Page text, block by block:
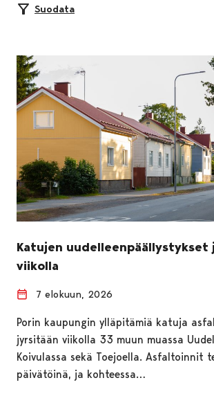
Suodata
Katujen uudelleenpäällystykset
viikolla
7 elokuun, 2026
Porin kaupungin ylläpitämiä katuja
jyrsitään viikolla 33 muun muassa
Koivulassa sekä Toejoella. Asfaltoinnit
päivätöinä, ja kohteessa…